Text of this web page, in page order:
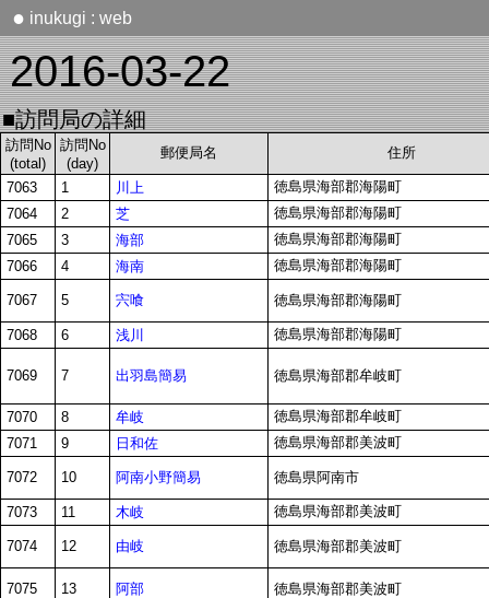
● inukugi : web
2016-03-22
■訪問局の詳細
訪問No
(total)
訪問No
(day)
郵便局名 住所
7063 1 川上
徳島県海部郡海陽町
7064
2 芝
徳島県海部郡海陽町
7065
3 海部
徳島県海部郡海陽町
7066
4 海南 徳島県海部郡海陽町
7067 5 宍喰 徳島県海部郡海陽町
7068 6 浅川 徳島県海部郡海陽町
7069 7 出羽島簡易 徳島県海部郡牟岐町
7070 8 牟岐
徳島県海部郡牟岐町
7071
9 日和佐 徳島県海部郡美波町
7072 10 阿南小野簡易 徳島県阿南市
7073 11 木岐 徳島県海部郡美波町
7074 12 由岐 徳島県海部郡美波町
7075 13 阿部 徳島県海部郡美波町